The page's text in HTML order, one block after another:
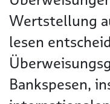
Wertstellung
lesen
Bankspesen,